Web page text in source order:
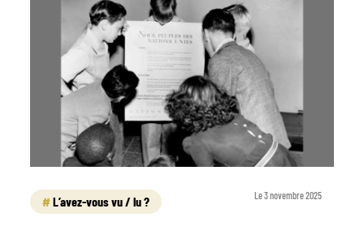
L’avez-vous vu / lu ? Le 3 novembre 2025